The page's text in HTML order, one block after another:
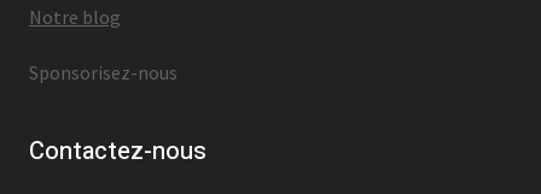
Notre blog
Sponsorisez-nous
Contactez-nous